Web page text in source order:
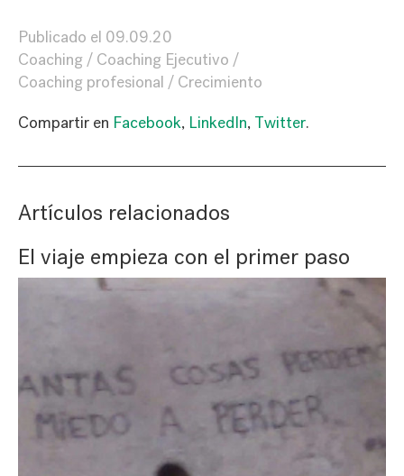
Publicado el 09.09.20
Coaching
Coaching Ejecutivo
Coaching profesional
Crecimiento
Compartir en Facebook, LinkedIn, Twitter.
Artículos relacionados
El viaje empieza con el primer paso